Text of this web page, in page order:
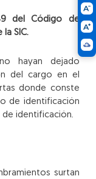
del Código de
la SIC.
hayan dejado
del cargo en el
donde conste
de identificación
identificación.
surtan